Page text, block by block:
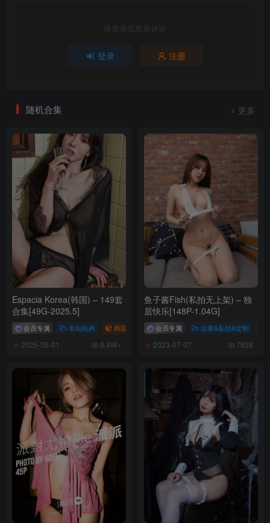
请登录后发表评论
登录 注册
随机合集 更多
Espacia Korea(韩国) – 149套
合集[49G-2025.5]
会员专属 名站机构 韩国（korea） # Espacia Korea
2025-05-01 8.4W+
鱼子酱Fish(私拍无上架) – 独
居快乐[148P-1.04G]
会员专属 众筹&私拍&定制
2023-07-07 7828